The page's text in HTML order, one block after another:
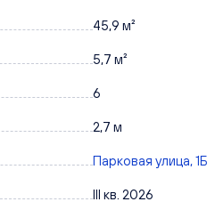
45,9 м²
5,7 м²
6
2,7 м
Парковая улица, 1Б
III кв. 2026